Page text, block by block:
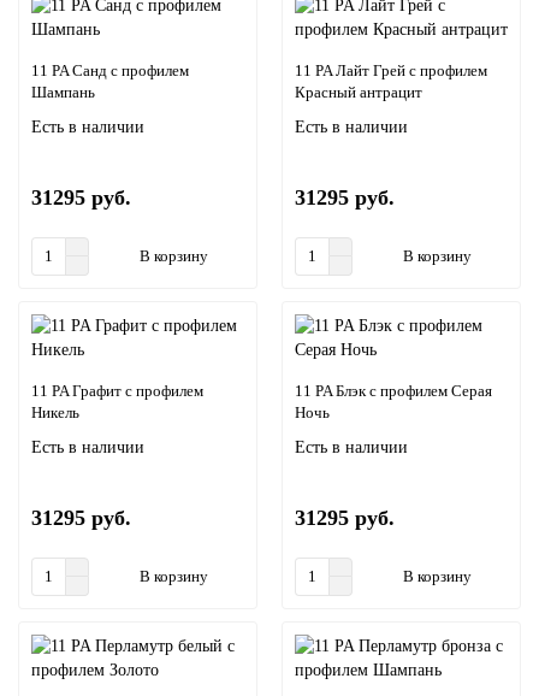
11 PA Санд с профилем
Шампань
Есть в наличии
31295 руб.
В корзину
11 PA Лайт Грей с профилем
Красный антрацит
Есть в наличии
31295 руб.
В корзину
11 PA Графит с профилем
Никель
Есть в наличии
31295 руб.
В корзину
11 PA Блэк с профилем Серая
Ночь
Есть в наличии
31295 руб.
В корзину